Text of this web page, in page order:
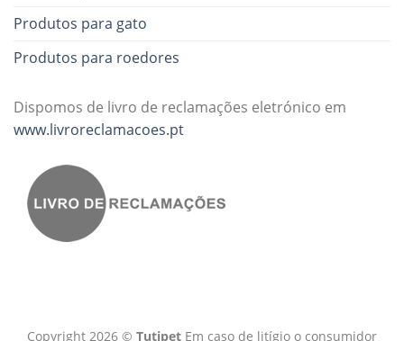
Produtos para gato
Produtos para roedores
Dispomos de livro de reclamações eletrónico em
www.livroreclamacoes.pt
Copyright 2026 © Tutipet Em caso de litígio o consumidor